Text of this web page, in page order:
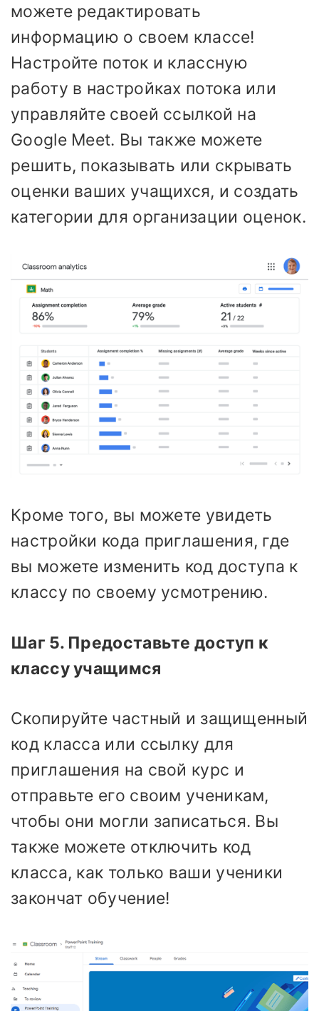
можете редактировать
информацию о своем классе!
Настройте поток и классную
работу в настройках потока или
управляйте своей ссылкой на
Google Meet. Вы также можете
решить, показывать или скрывать
оценки ваших учащихся, и создать
категории для организации оценок.
Кроме того, вы можете увидеть
настройки кода приглашения, где
вы можете изменить код доступа к
классу по своему усмотрению.
Шаг 5. Предоставьте доступ к
классу учащимся
Скопируйте частный и защищенный
код класса или ссылку для
приглашения на свой курс и
отправьте его своим ученикам,
чтобы они могли записаться. Вы
также можете отключить код
класса, как только ваши ученики
закончат обучение!